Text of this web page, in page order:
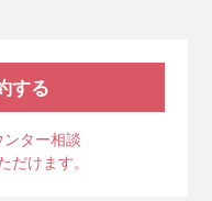
する
ター相談
だけます。